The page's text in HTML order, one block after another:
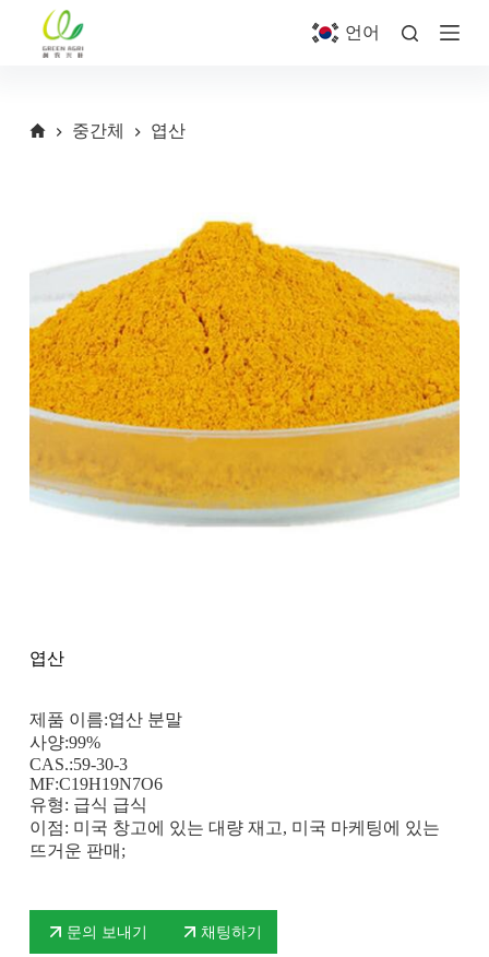
언어
중간체 엽산
엽산
제품 이름:엽산 분말
사양:99%
CAS.:59-30-3
MF:C19H19N7O6
유형: 급식 급식
이점: 미국 창고에 있는 대량 재고, 미국 마케팅에 있는
뜨거운 판매;
문의 보내기 채팅하기